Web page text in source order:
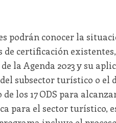
podrán conocer la
certificación
la Agenda 2023 y su
subsector turístico o el
los 17 ODS para
para el sector turístico,